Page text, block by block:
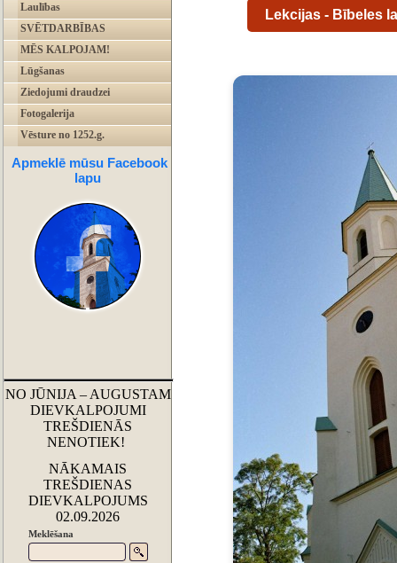
Laulības
SVĒTDARBĪBAS
MĒS KALPOJAM!
Lūgšanas
Ziedojumi draudzei
Fotogalerija
Vēsture no 1252.g.
Apmeklē mūsu Facebook
lapu
NO JŪNIJA – AUGUSTAM
DIEVKALPOJUMI
TREŠDIENĀS
NENOTIEK!
NĀKAMAIS
TREŠDIENAS
DIEVKALPOJUMS
02.09.2026
Meklēšana
Lekcijas - Bībeles